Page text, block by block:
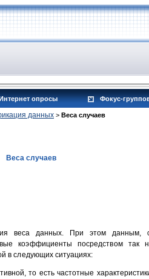
опросы Фокус-
данных > Веса случаев
Веса случаев
веса данных. При этом данным,
коэффициенты посредством так
в следующих ситуациях:
то есть частотные